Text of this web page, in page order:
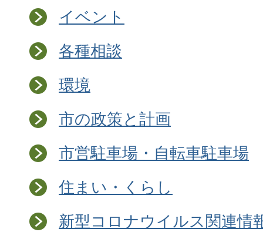
イベント
各種相談
環境
市の政策と計画
市営駐車場・自転車駐車場
住まい・くらし
新型コロナウイルス関連情